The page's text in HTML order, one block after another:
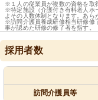
※１人の従業員が複数の資格を取
※特定施設（介護付き有料老人ホ
よその人数体制となります。あら
※訪問介護員養成研修相当研修修
事が認めた研修の修了者を指す。
採用者数
訪問介護員等